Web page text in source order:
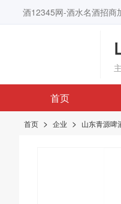
酒12345网-酒水名酒招商
首页
首页 > 企业 > 山东青源啤